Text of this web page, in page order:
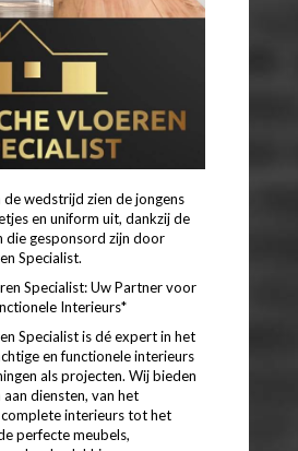
wedstrijd zien de jongens
en uniform uit, dankzij de
die gesponsord zijn door
Specialist.
Specialist: Uw Partner voor
Interieurs*
Specialist is dé expert in het
en functionele interieurs
als projecten. Wij bieden
aan diensten, van het
interieurs tot het
perfecte meubels,